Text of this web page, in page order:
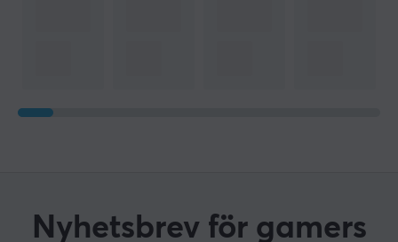
Nyhetsbrev för gamers